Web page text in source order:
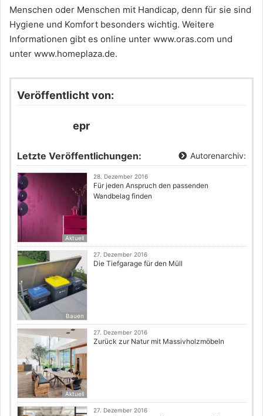
Menschen oder Menschen mit Handicap, denn für sie sind
Hygiene und Komfort besonders wichtig. Weitere
Informationen gibt es online unter www.oras.com und
unter www.homeplaza.de.
Veröffentlicht von:
epr
Letzte Veröffentlichungen: Autorenarchiv:
Aktuell
28. Dezember 2016
Für jeden Anspruch den passenden
Wandbelag finden
Bauen
27. Dezember 2016
Die Tiefgarage für den Müll
Aktuell
27. Dezember 2016
Zurück zur Natur mit Massivholzmöbeln
27. Dezember 2016